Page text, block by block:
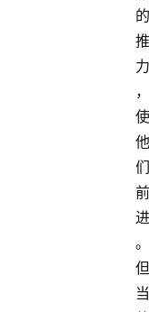
的
推
力
，
使
他
们
前
进
。
但
当